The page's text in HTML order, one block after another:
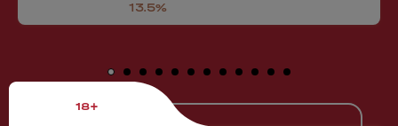
13.5%
18+